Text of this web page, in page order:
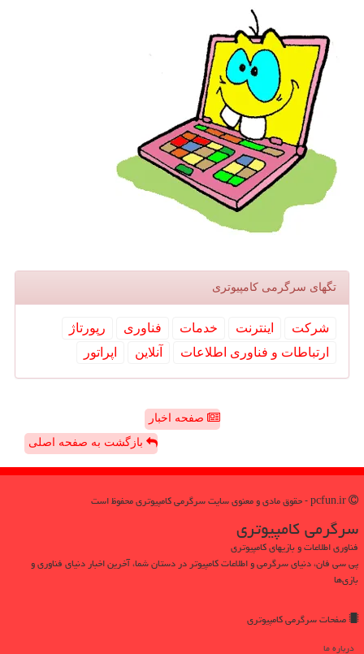
تگهای سرگرمی كامپیوتری
شركت اینترنت خدمات فناوری
رپورتاژ
ارتباطات و فناوری اطلاعات
آنلاین اپراتور
صفحه اخبار
بازگشت به صفحه اصلی
سرگرمی كامپیوتری
فناوری اطلاعات و بازیهای کامپیوتری
پی سی فان، دنیای سرگرمی و اطلاعات کامپیوتر در دستان شما، آخرین اخبار دنیای فناوری و
بازی‌ها
صفحات سرگرمی كامپیوتری
درباره ما